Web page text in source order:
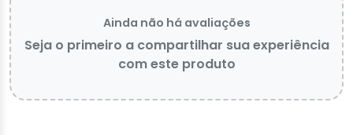
Ainda não há avaliações
Seja o primeiro a compartilhar sua experiência
com este produto